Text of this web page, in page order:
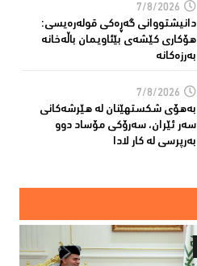
7/8/2026
دانیشتووانى گەڕەكی قولەرەیسی:
هۆکارى کێشەى بێئاویمان باڵەخانە
بەرزەكانە
7/8/2026
بەهۆى شکستهێنان لە هێرشەکانى
سەر ئێران، سەرۆكی مۆساد دوو
بەرپرسی لە كار لادا